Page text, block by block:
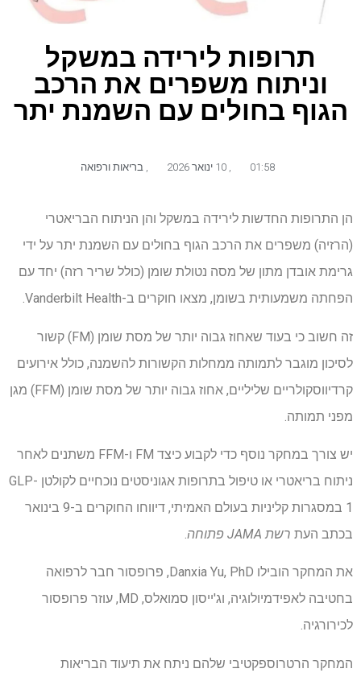
תרופות לירידה במשקל
וניתוח משפרים את הרכב
הגוף בחולים עם השמנת יתר
01:58 10 ינואר 2026 בריאות ורפואה
הן התרופות החדשות לירידה במשקל והן הניתוח הבריאטרי
(הרזיה) משפרים את הרכב הגוף בחולים עם השמנת יתר על ידי
גרימת אובדן מתון של מסה נטולת שומן (כולל שריר רזה) יחד עם
הפחתה משמעותית בשומן, מצאו חוקרים ב-Vanderbilt Health.
זה חשוב כי בעוד שאחוז גבוה יותר של מסת שומן (FM) קשור
לסיכון מוגבר לתמותה ממחלות הקשורות להשמנה, כולל אירועים
קרדיווסקולריים שליליים, אחוז גבוה יותר של מסת שומן (FFM) מגן
מפני תמותה.
יש צורך במחקר נוסף כדי לקבוע כיצד FM ו-FFM משתנים לאחר
ניתוח בריאטרי או טיפול בתרופות אגוניסטים נוכחיים לקולטן GLP-
1 במסגרות קליניות בעולם האמיתי, דיווחו החוקרים ב-9 בינואר
בכתב העת רשת JAMA פתוחה .
את המחקר הובילו Danxia Yu, PhD, פרופסור חבר לרפואה
בחטיבה לאפידמיולוגיה, וג'ייסון סמואלס, MD, עוזר פרופסור
לכירורגיה.
המחקר הרטרוספקטיבי שלהם ניתח את תיעוד הבריאות